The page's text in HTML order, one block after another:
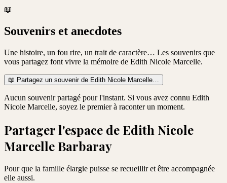
📖
Souvenirs et anecdotes
Une histoire, un fou rire, un trait de caractère… Les souvenirs que
vous partagez font vivre la mémoire de Edith Nicole Marcelle.
📖 Partagez un souvenir de Edith Nicole Marcelle…
Aucun souvenir partagé pour l'instant. Si vous avez connu Edith
Nicole Marcelle, soyez le premier à raconter un moment.
Partager l'espace de Edith Nicole
Marcelle Barbaray
Pour que la famille élargie puisse se recueillir et être accompagnée
elle aussi.